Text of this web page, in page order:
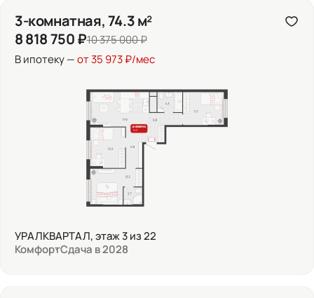
3-комнатная, 74.3 м²
8 818 750 ₽10 375 000 ₽
В ипотеку —от 35 973 ₽/мес
УРАЛКВАРТАЛ, этаж 3 из 22
КомфортСдача в 2028